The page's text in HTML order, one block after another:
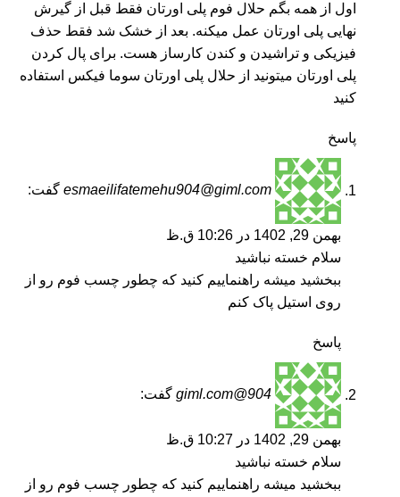
اول از همه بگم حلال فوم پلی اورتان فقط قبل از گیرش
نهایی پلی اورتان عمل میکنه. بعد از خشک شد فقط حذف
فیزیکی و تراشیدن و کندن کارساز هست. برای پال کردن
پلی اورتان میتونید از حلال پلی اورتان سوما فیکس استفاده
کنید
پاسخ
esmaeilifatemehu904@giml.com گفت:
بهمن 29, 1402 در 10:26 ق.ظ
سلام خسته نباشید
ببخشید میشه راهنماییم کنید که چطور چسب فوم رو از
روی استیل پاک کنم
پاسخ
904@giml.com گفت:
بهمن 29, 1402 در 10:27 ق.ظ
سلام خسته نباشید
ببخشید میشه راهنماییم کنید که چطور چسب فوم رو از